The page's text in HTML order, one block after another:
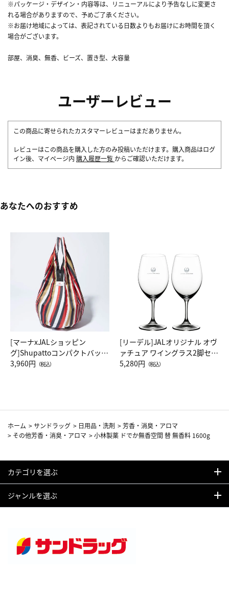
※パッケージ・デザイン・内容等は、リニューアルにより予告なしに変更さ
れる場合がありますので、予めご了承ください。
※お届け地域によっては、表記されている日数よりもお届けにお時間を頂く
場合がございます。
部屋、消臭、無香、ビーズ、置き型、大容量
ユーザーレビュー
この商品に寄せられたカスタマーレビューはまだありません。
レビューはこの商品を購入した方のみ投稿いただけます。購入商品はログ
イン後、マイページ内 購入履歴一覧 からご確認いただけます。
あなたへのおすすめ
[マーナxJALショッピン
グ]Shupattoコンパクトバッグ
Drop JAL客室乗務員（LC）ス
3,960円 （税込）
[リーデル]JALオリジナル オヴ
ァチュア ワイングラス2脚セッ
ト（レッドワイン）
5,280円 （税込）
ホーム >サンドラッグ > 日用品・洗剤 >芳香・消臭・アロマ
> その他芳香・消臭・アロマ >小林製薬 ドでか無香空間 替 無香料 1600g
カテゴリを選ぶ
ジャンルを選ぶ